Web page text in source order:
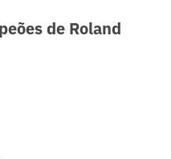
de Roland